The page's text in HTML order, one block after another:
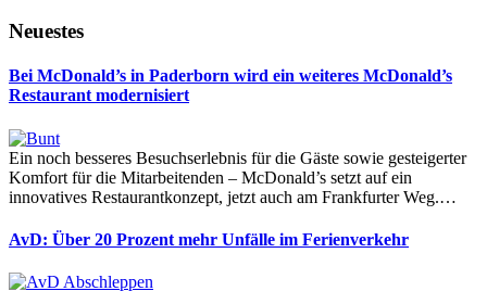
Neuestes
Bei McDonald’s in Paderborn wird ein weiteres McDonald’s
Restaurant modernisiert
Ein noch besseres Besuchserlebnis für die Gäste sowie gesteigerter
Komfort für die Mitarbeitenden – McDonald’s setzt auf ein
innovatives Restaurantkonzept, jetzt auch am Frankfurter Weg.…
AvD: Über 20 Prozent mehr Unfälle im Ferienverkehr